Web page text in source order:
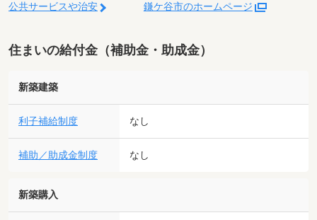
公共サービスや治安 鎌ケ谷市のホームページ
住まいの給付金（補助金・助成金）
新築建築
利子補給制度 なし
補助／助成金制度 なし
新築購入